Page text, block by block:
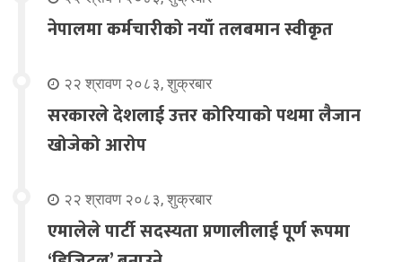
नेपालमा कर्मचारीको नयाँ तलबमान स्वीकृत
२२ श्रावण २०८३, शुक्रबार
सरकारले देशलाई उत्तर कोरियाको पथमा लैजान
खोजेको आरोप
२२ श्रावण २०८३, शुक्रबार
एमालेले पार्टी सदस्यता प्रणालीलाई पूर्ण रूपमा